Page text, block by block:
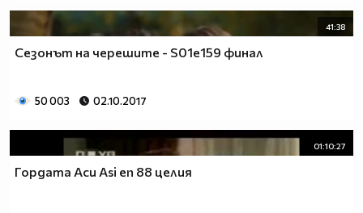
41:38
Сезонът на черешите - S01e159 финал
50 003 02.10.2017
01:10:27
Гордата Аси Asi еп 88 целия